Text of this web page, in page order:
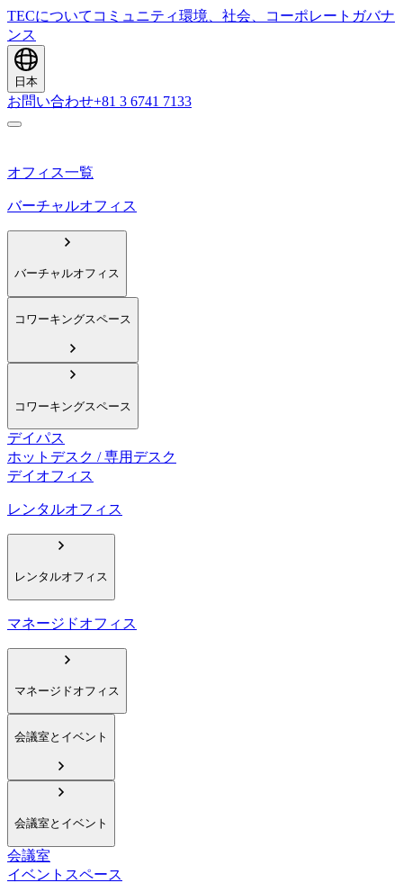
TECについて コミュニティ環境、社会、コーポレートガバナ
ンス
日本
お問い合わせ+81 3 6741 7133
オフィス一覧
バーチャルオフィス
バーチャルオフィス
コワーキングスペース
コワーキングスペース
デイパス
ホットデスク / 専用デスク
デイオフィス
レンタルオフィス
レンタルオフィス
マネージドオフィス
マネージドオフィス
会議室とイベント
会議室とイベント
会議室
イベントスペース